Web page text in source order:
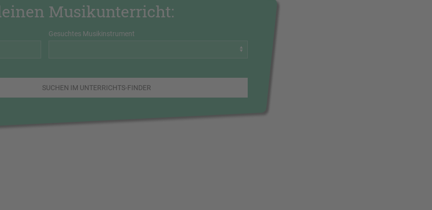
Musikunterricht:
Gesuchtes Musikinstrument
SUCHEN IM UNTERRICHTS-FINDER